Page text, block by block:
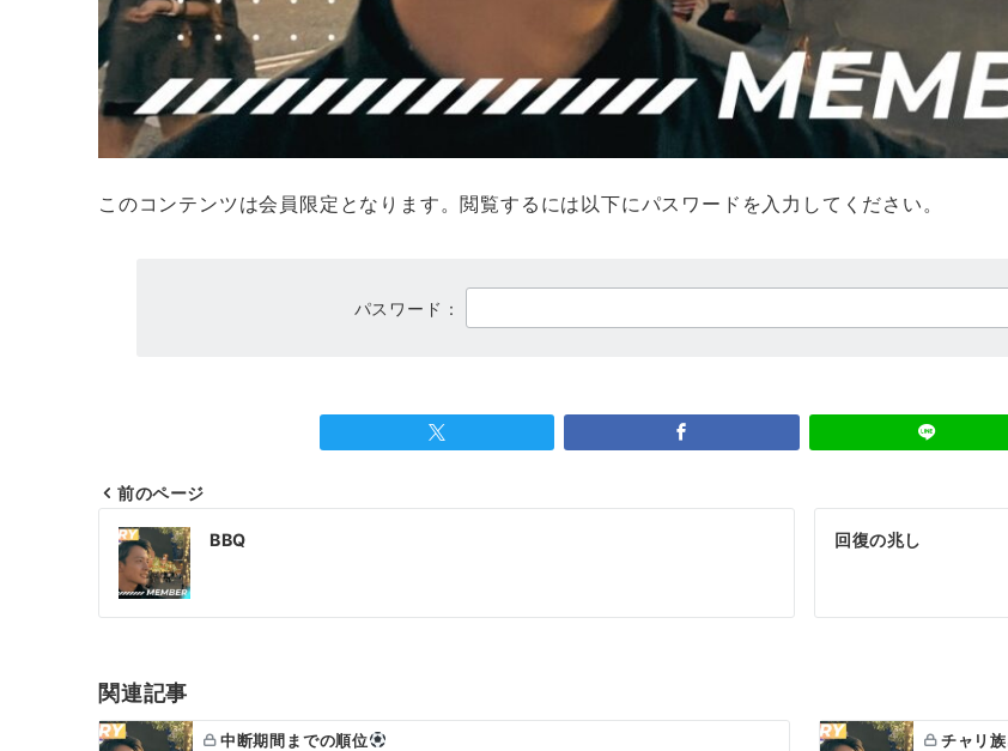
このコンテンツは会員限定となります。閲覧するには以下にパスワードを入力してください。
パスワード：
投
稿
ナ
ゲ
ー
前のページ
BBQ 回復の兆し
関連記事
中断期間までの順位 チャリ族